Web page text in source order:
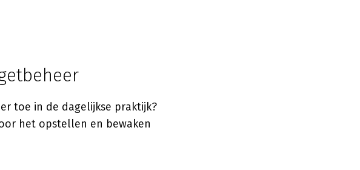
toe in de dagelijkse praktijk?
het opstellen en bewaken